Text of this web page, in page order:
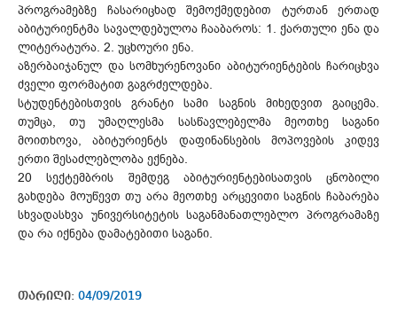
პროგრამებზე ჩასარიცხად შემოქმედებით ტურთან ერთად
აბიტურიენტმა სავალდებულოა ჩააბაროს: 1. ქართული ენა და
ლიტერატურა. 2. უცხოური ენა.
აზერბაიჯანულ და სომხურენოვანი აბიტურიენტების ჩარიცხვა
ძველი ფორმატით გაგრძელდება.
სტუდენტებისთვის გრანტი სამი საგნის მიხედვით გაიცემა.
თუმცა, თუ უმაღლესმა სასწავლებელმა მეოთხე საგანი
მოითხოვა, აბიტურიენტს დაფინანსების მოპოვების კიდევ
ერთი შესაძლებლობა ექნება.
20 სექტემბრის შემდეგ აბიტურიენტებისათვის ცნობილი
გახდება მოუწევთ თუ არა მეოთხე არცევითი საგნის ჩაბარება
სხვადასხვა უნივერსიტეტის საგანმანათლებლო პროგრამაზე
და რა იქნება დამატებითი საგანი.
თარიღი: 04/09/2019